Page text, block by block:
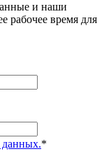
и наши
рабочее время для
данных.*